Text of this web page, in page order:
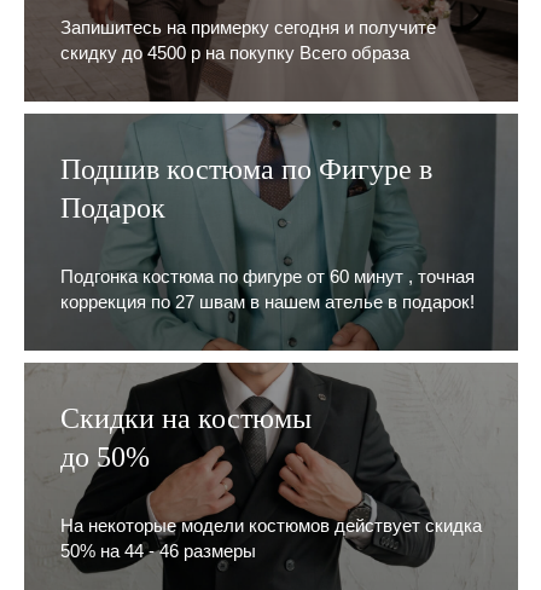
Запишитесь на примерку сегодня и получите
скидку до 4500 р на покупку Всего образа
Подшив костюма по Фигуре в
Подарок
Подгонка костюма по фигуре от 60 минут , точная
коррекция по 27 швам в нашем ателье в подарок!
Скидки на костюмы
до 50%
На некоторые модели костюмов действует скидка
50% на 44 - 46 размеры